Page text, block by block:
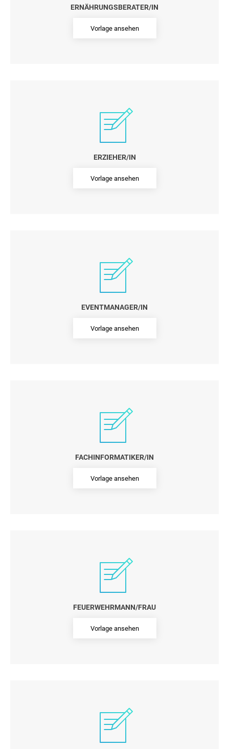
ERNÄHRUNGSBERATER/IN
Vorlage ansehen
ERZIEHER/IN
Vorlage ansehen
EVENTMANAGER/IN
Vorlage ansehen
FACHINFORMATIKER/IN
Vorlage ansehen
FEUERWEHRMANN/FRAU
Vorlage ansehen